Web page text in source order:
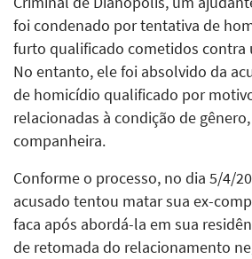
foi condenado por tentativa de
furto qualificado cometidos contra
No entanto, ele foi absolvido da
de homicídio qualificado por
relacionadas à condição de
companheira.
Conforme o processo, no dia 5/4/
acusado tentou matar sua ex-
faca após abordá-la em sua
de retomada do relacionamento